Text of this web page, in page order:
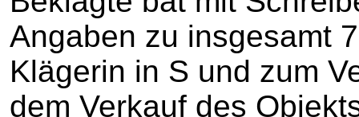
Angaben zu insgesamt
Klägerin in S und zum
dem Verkauf des